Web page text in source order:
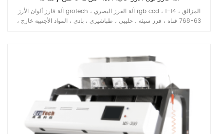
آلة فارز ألوان الأرز grotech ، آلة الفرز البصري rgb ccd ، 1-14 المزالق ،
63-768 قناة ، فرز سيئة ، حليبي ، طباشيري ، بادي ، المواد الأجنبية خارج ،